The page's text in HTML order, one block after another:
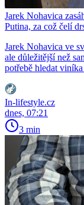
Jarek Nohavica
Putina, za což čelí
Jarek Nohavica ve
ale důležitější než
potřebě hledat
In-lifestyle.cz
dnes, 07:21
3 min